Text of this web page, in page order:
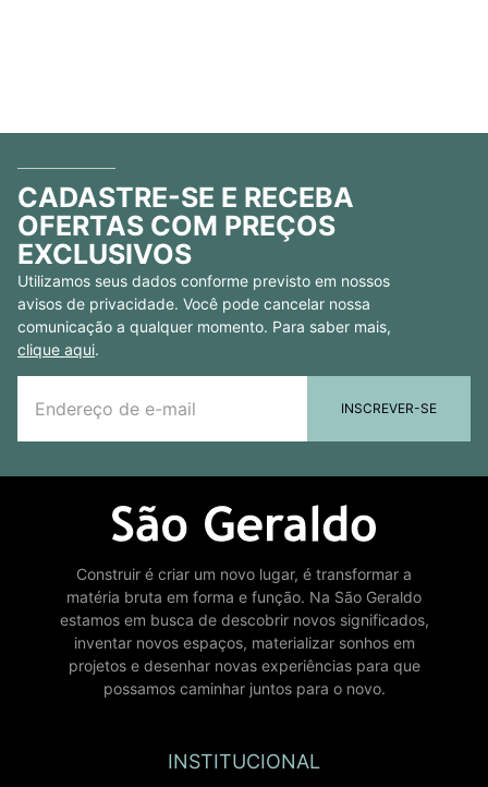
CADASTRE-SE E RECEBA
OFERTAS COM PREÇOS
EXCLUSIVOS
Utilizamos seus dados conforme previsto em nossos
avisos de privacidade. Você pode cancelar nossa
comunicação a qualquer momento. Para saber mais,
clique aqui.
INSCREVER-SE
Construir é criar um novo lugar, é transformar a
matéria bruta em forma e função. Na São Geraldo
estamos em busca de descobrir novos significados,
inventar novos espaços, materializar sonhos em
projetos e desenhar novas experiências para que
possamos caminhar juntos para o novo.
INSTITUCIONAL